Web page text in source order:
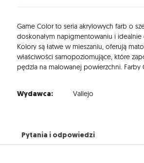
Game Color to seria akrylowych farb o
doskonałym napigmentowaniu i idealnie
Kolory są łatwe w mieszaniu, oferują
właściwości samopoziomujące, które
Wydawca: Vallejo
Pytania i odpowiedzi